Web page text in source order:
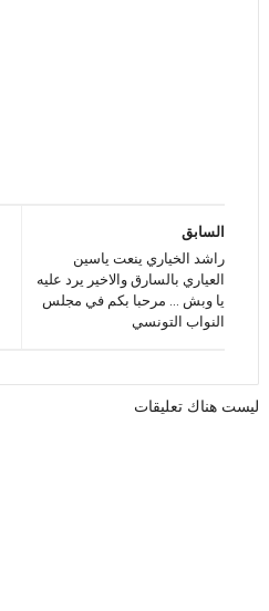
السابق
راشد الخياري ينعت ياسين
العياري بالسارق والاخير يرد عليه
يا وبش ... مرحبا بكم في مجلس
النواب التونسي
ليست هناك تعليقات